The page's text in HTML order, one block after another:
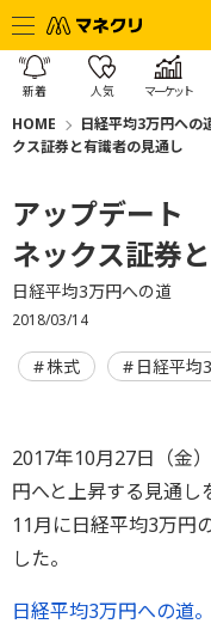
新着 人気 マーケット
HOME 日経平均3万円への
クス証券と有識者の見通し
アップデート
ネックス証券
日経平均3万円への道
2018/03/14
株式 日経平均
2017年10月27日（金
円へと上昇する見通し
11月に日経平均3万円
した。
日経平均3万円への道